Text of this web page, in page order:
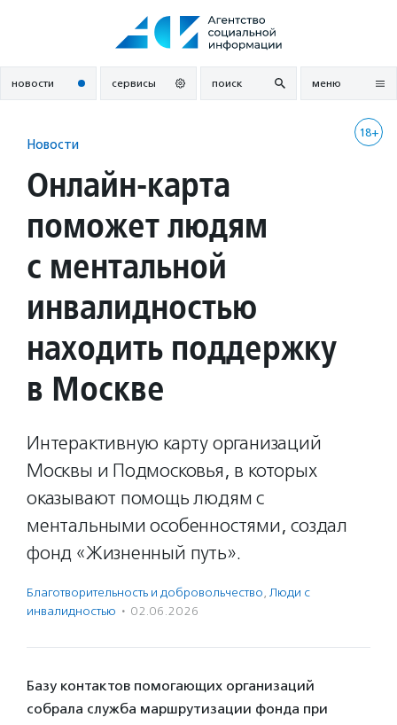
новости сервисы поиск меню
18+
Новости
Онлайн-карта
поможет людям
с ментальной
инвалидностью
находить поддержку
в Москве
Интерактивную карту организаций
Москвы и Подмосковья, в которых
оказывают помощь людям с
ментальными особенностями, создал
фонд «Жизненный путь».
Благотвори­тель­ность и доброволь­чест­во, Люди с
инвалидностью · 02.06.2026
Базу контактов помогающих организаций
собрала служба маршрутизации фонда при